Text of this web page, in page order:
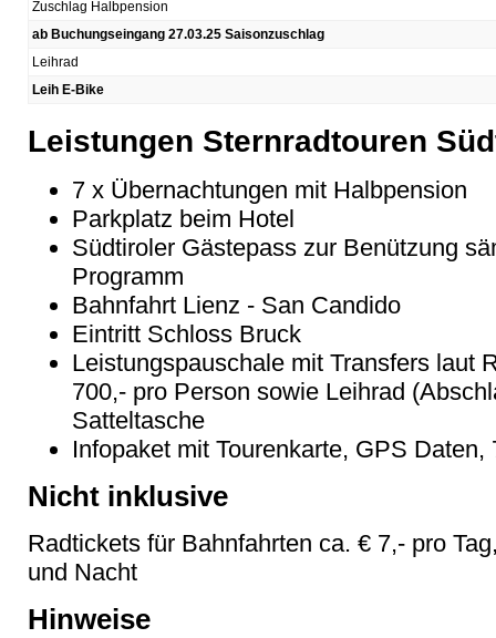
Zuschlag Halbpension
ab Buchungseingang 27.03.25 Saisonzuschlag
Leihrad
Leih E-Bike
Leistungen Sternradtouren
7 x Übernachtungen mit Halbpension
Parkplatz beim Hotel
Südtiroler Gästepass zur Benützung
Programm
Bahnfahrt Lienz - San Candido
Eintritt Schloss Bruck
Leistungspauschale mit Transfers laut
700,- pro Person sowie Leihrad
Satteltasche
Infopaket mit Tourenkarte, GPS Daten,
Nicht inklusive
Radtickets für Bahnfahrten ca. € 7,- pro
und Nacht
Hinweise